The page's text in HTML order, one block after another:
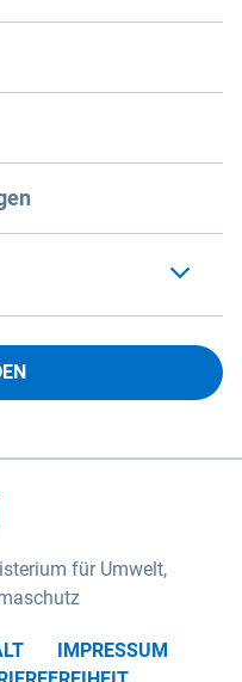
für Umwelt,
IMPRESSUM